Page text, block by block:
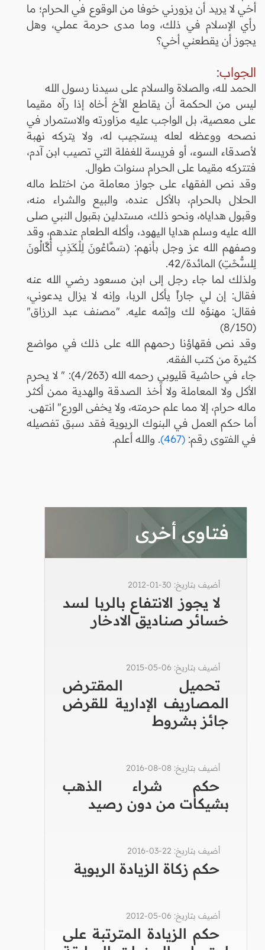
أخي لا يريد أن يزورني خوفا من الوقوع في الحرام؛ ما
رأي الإسلام في ذلك، وما مدى حرمة عملي، وهل
يجوز أن يقطعني أخي؟
الجواب:
الحمد لله، والصلاة والسلام على سيدنا رسول الله
ليس من الحكمة أن يقاطع الأخ أخاه إذا رآه مقيما
على معصية، بل الواجب عليه مزاورته والاستمرار في
نصحه ووعظه لعله يستجيب له، ولا يتركه نهبة
لأصدقاء السوء، أو فريسة للغفلة التي تصيب ابن آدم،
فتتركه مقيما على الحرام سنوات طوال.
وقد نص الفقهاء على جواز معاملة من اختلط ماله
الحلال بالحرام، بالأكل عنده، والبيع والشراء منه،
وقبول هداياه، ونحو ذلك، مستدلين بقبول النبي صلى
الله عليه وسلم هدايا اليهود، وأكله الطعام عندهم، وقد
وصفهم الله عز وجل بأنهم: (سَمَّاعُونَ لِلْكَذِبِ أَكَّالُونَ
لِلسُّحْتِ) المائدة/42.
ولذلك لما جاء رجل إلى ابن مسعود رضي الله عنه
فقال: إن لي جاراً يأكل الربا، وإنه لا يزال يدعوني،
فقال: مهنؤه لك وإثمه عليه. "مصنف عبد الرزاق"
(8/150)
وقد نص فقهاؤنا رحمهم الله على ذلك في مواضع
كثيرة من كتب الفقه.
جاء في حاشية قليوبي رحمه الله (4/263): " لا يحرم
الأكل ولا المعاملة ولا أخذ الصدقة والهدية ممن أكثر
ماله حرام، إلا مما علم حرمته، ولا يخفى الورع" انتهى.
أما حكم العمل في البنوك الربوية فقد سبق تفصيله
في الفتوى رقم: (467) . والله أعلم.
فتاوى أخرى
أضيف بتاريخ: 30-01-2012
لا يجوز الانتفاع بالربا لسد
خسائر صناديق الادخار
أضيف بتاريخ: 06-05-2015
تحميل المقترض
المصاريف الإدارية للقرض
جائز بشروط
أضيف بتاريخ: 08-08-2016
حكم شراء الذهب
بشيكات من دون رصيد
أضيف بتاريخ: 22-03-2016
حكم زكاة الزيادة الربوية
أضيف بتاريخ: 06-05-2012
حكم الزيادة المترتبة على